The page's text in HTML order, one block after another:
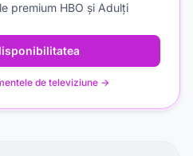
premium HBO și Adulți
de televiziune →